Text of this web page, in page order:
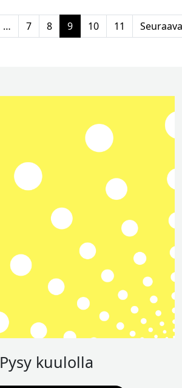
… 7 8 9 10 11 Seuraava
Pysy kuulolla